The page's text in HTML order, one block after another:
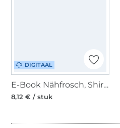
DIGITAAL
E-Book Nähfrosch, Shirt Sayang Damen, duits
8,12 € / stuk